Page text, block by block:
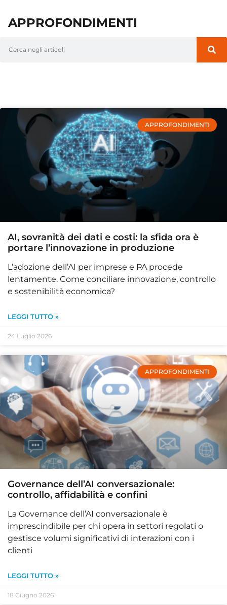
APPROFONDIMENTI
APPROFONDIMENTI
AI, sovranità dei dati e costi: la sfida ora è
portare l’innovazione in produzione
L’adozione dell’AI per imprese e PA procede
lentamente. Come conciliare innovazione, controllo
e sostenibilità economica?
LEGGI TUTTO »
24 Luglio 2026
APPROFONDIMENTI
Governance dell’AI conversazionale:
controllo, affidabilità e confini
La Governance dell’AI conversazionale è
imprescindibile per chi opera in settori regolati o
gestisce volumi significativi di interazioni con i
clienti
LEGGI TUTTO »
18 Giugno 2026